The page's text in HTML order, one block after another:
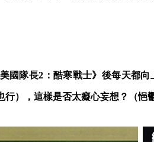
國隊長2：酷寒戰士》後每天都
行），這樣是否太癡心妄想？（悒